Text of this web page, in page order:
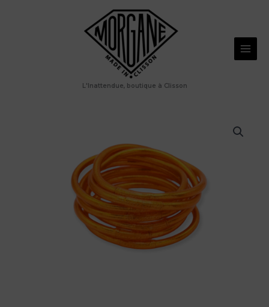
L'Inattendue, boutique à Clisson